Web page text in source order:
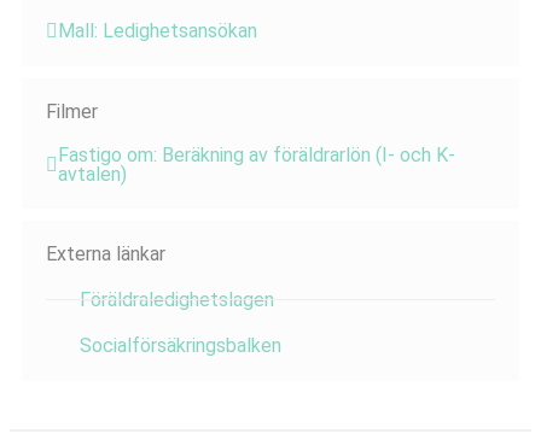
Mall: Ledighetsansökan
Filmer
Fastigo om: Beräkning av föräldrarlön (I- och K-
avtalen)
Externa länkar
Föräldraledighetslagen
Socialförsäkringsbalken